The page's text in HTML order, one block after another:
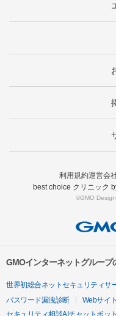
利用規約運営会
best choice クリニック
©GMO
GMOインターネットグルー
世界初総合ネットセキュリティサ
パスワード漏洩診断
Webサイ
セキュリティ相談AIチャットボット